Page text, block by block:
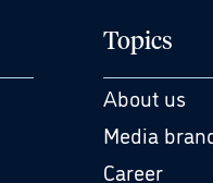
Topics
About us
Media
Career